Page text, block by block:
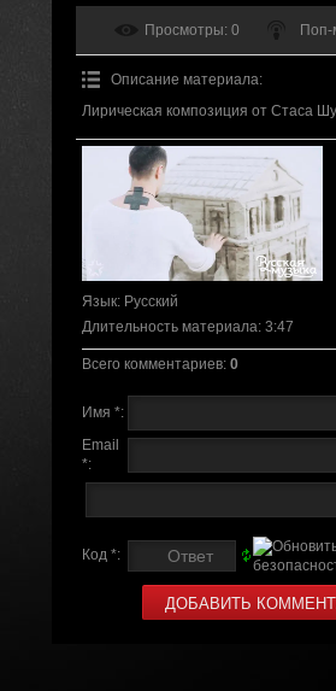
Просмотры: 0 Поп-
Описание материала:
Лирическая композиция от Стаса
Язык: Русский
Длительность материала: 3:47
Всего комментариев: 0
Имя *:
Email
*:
Код *: